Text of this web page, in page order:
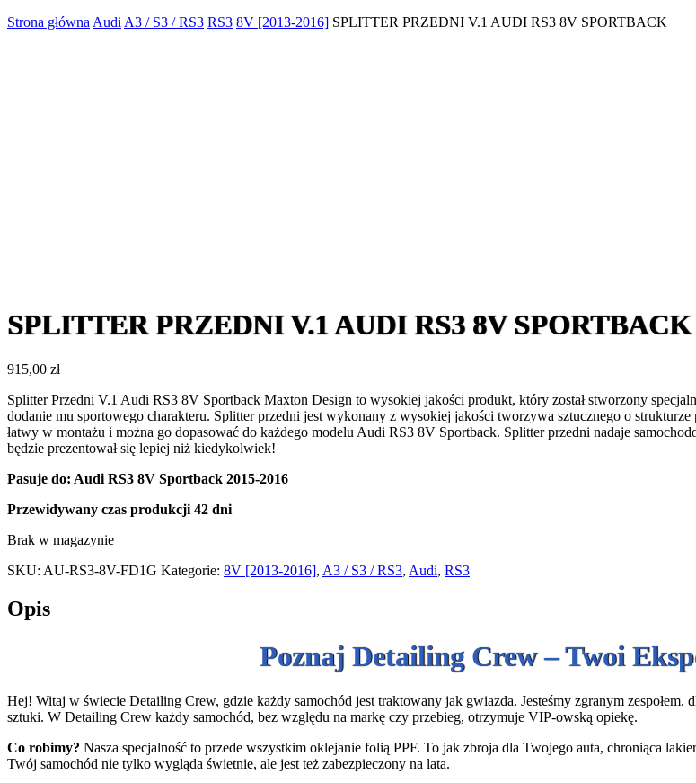
Strona główna Audi A3 / S3 / RS3 RS3 8V [2013-2016] SPLITTER PRZEDNI V.1 AUDI RS3 8V SPORTBACK
SPLITTER PRZEDNI V.1 AUDI RS3 8V SPORTBACK
915,00 zł
Splitter Przedni V.1 Audi RS3 8V Sportback Maxton Design to wysokiej jakości produkt, który został stworzony
dodanie mu sportowego charakteru. Splitter przedni jest wykonany z wysokiej jakości tworzywa sztucznego o
łatwy w montażu i można go dopasować do każdego modelu Audi RS3 8V Sportback. Splitter przedni nadaje
będzie prezentował się lepiej niż kiedykolwiek!
Pasuje do: Audi RS3 8V Sportback 2015-2016
Przewidywany czas produkcji 42 dni
Brak w magazynie
SKU: AU-RS3-8V-FD1G Kategorie: 8V [2013-2016], A3 / S3 / RS3, Audi, RS3
Opis
Poznaj Detailing Crew – Twoi
Hej! Witaj w świecie Detailing Crew, gdzie każdy samochód jest traktowany jak gwiazda. Jesteśmy zgranym zespołem,
sztuki. W Detailing Crew każdy samochód, bez względu na markę czy przebieg, otrzymuje VIP-owską opiekę.
Co robimy? Nasza specjalność to przede wszystkim oklejanie folią PPF. To jak zbroja dla Twojego auta, chroniąca
Twój samochód nie tylko wygląda świetnie, ale jest też zabezpieczony na lata.